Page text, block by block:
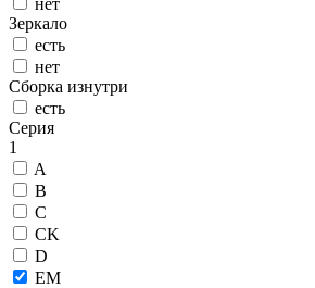
Зеркало
есть
нет
Сборка изнутри
есть
Серия
1
A
B
C
CK
D
EM